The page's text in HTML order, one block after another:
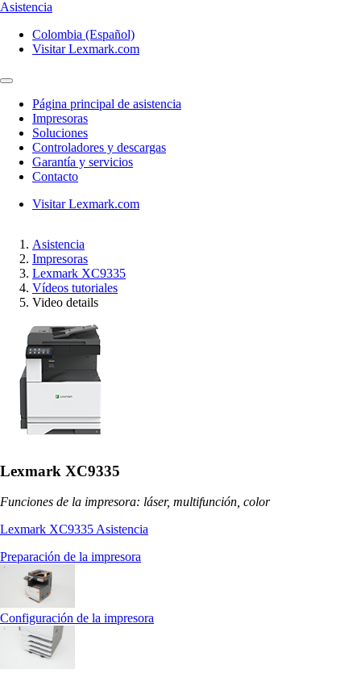
Asistencia
Colombia (Español)
Visitar Lexmark.com
Página principal de asistencia
Impresoras
Soluciones
Controladores y descargas
Garantía y servicios
Contacto
Visitar Lexmark.com
Asistencia
Impresoras
Lexmark XC9335
Vídeos tutoriales
Video details
Lexmark XC9335
Funciones de la impresora: láser, multifunción, color
Lexmark XC9335 Asistencia
Preparación de la impresora
Configuración de la impresora